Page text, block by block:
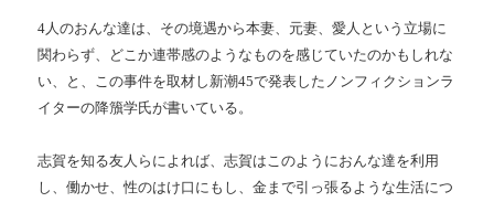
4人のおんな達は、その境遇から本妻、元妻、愛人という立場に
関わらず、どこか連帯感のようなものを感じていたのかもしれな
い、と、この事件を取材し新潮45で発表したノンフィクションラ
イターの降籏学氏が書いている。
志賀を知る友人らによれば、志賀はこのようにおんな達を利用
し、働かせ、性のはけ口にもし、金まで引っ張るような生活につ